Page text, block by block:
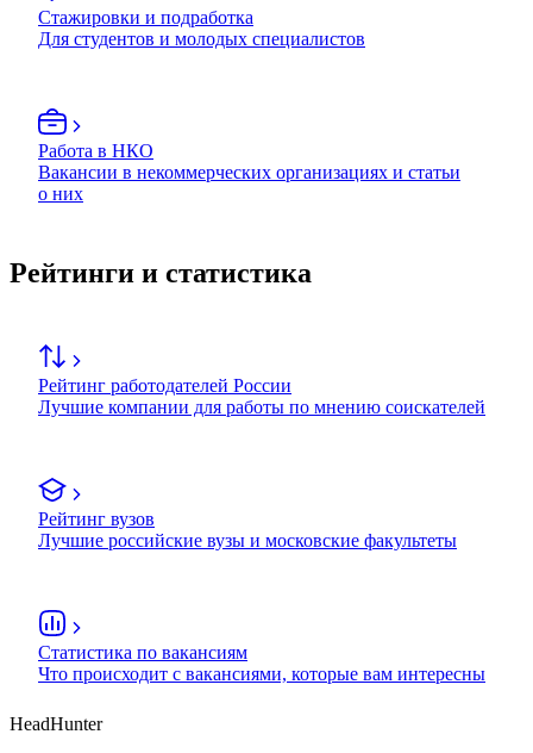
Стажировки и подработка
Для студентов и молодых специалистов
Работа в НКО
Вакансии в некоммерческих организациях и статьи
о них
Рейтинги и статистика
Рейтинг работодателей России
Лучшие компании для работы по мнению соискателей
Рейтинг вузов
Лучшие российские вузы и московские факультеты
Статистика по вакансиям
Что происходит с вакансиями, которые вам интересны
HeadHunter